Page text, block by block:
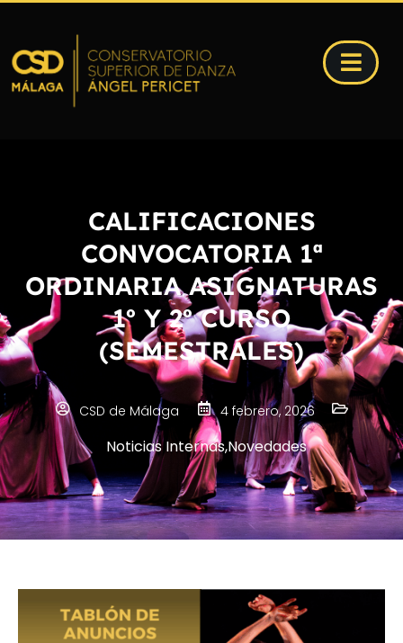
CALIFICACIONES
CONVOCATORIA 1ª
ORDINARIA ASIGNATURAS
1º Y 2º CURSO
(SEMESTRALES)
CSD de Málaga 4 febrero, 2026
Noticias Internas,Novedades